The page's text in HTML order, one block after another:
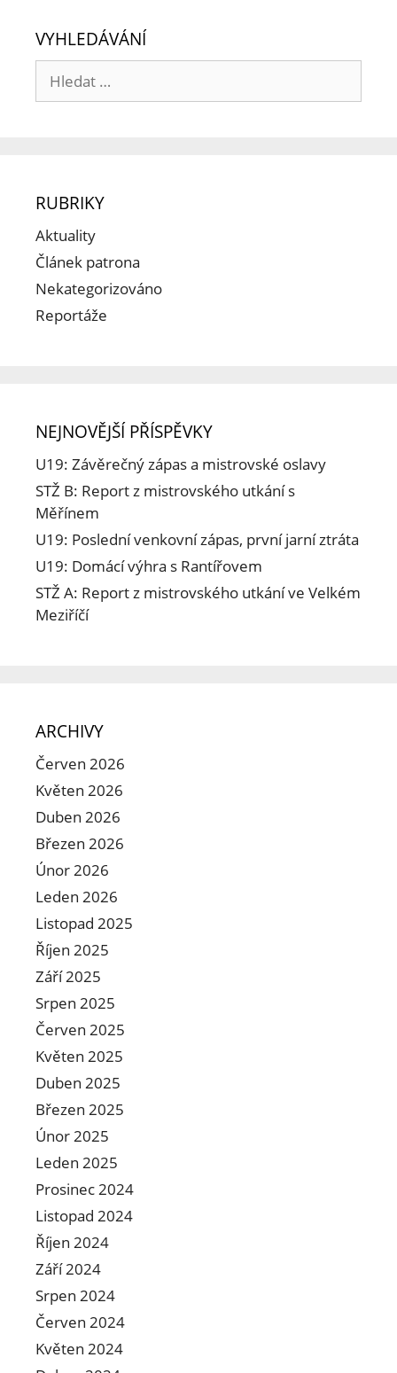
VYHLEDÁVÁNÍ
RUBRIKY
Aktuality
Článek patrona
Nekategorizováno
Reportáže
NEJNOVĚJŠÍ PŘÍSPĚVKY
U19: Závěrečný zápas a mistrovské oslavy
STŽ B: Report z mistrovského utkání s
Měřínem
U19: Poslední venkovní zápas, první jarní ztráta
U19: Domácí výhra s Rantířovem
STŽ A: Report z mistrovského utkání ve Velkém
Meziříčí
ARCHIVY
Červen 2026
Květen 2026
Duben 2026
Březen 2026
Únor 2026
Leden 2026
Listopad 2025
Říjen 2025
Září 2025
Srpen 2025
Červen 2025
Květen 2025
Duben 2025
Březen 2025
Únor 2025
Leden 2025
Prosinec 2024
Listopad 2024
Říjen 2024
Září 2024
Srpen 2024
Červen 2024
Květen 2024